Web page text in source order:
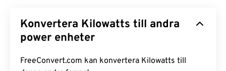
Konvertera Kilowatts till andra
power enheter
FreeConvert.com kan konvertera Kilowatts till